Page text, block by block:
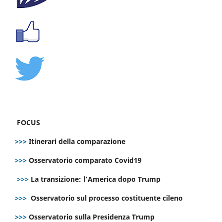
FOCUS
>>> Itinerari della comparazione
>>> Osservatorio comparato Covid19
>>> La transizione: l’America dopo Trump
>>> Osservatorio sul processo costituente cileno
>>> Osservatorio sulla Presidenza Trump